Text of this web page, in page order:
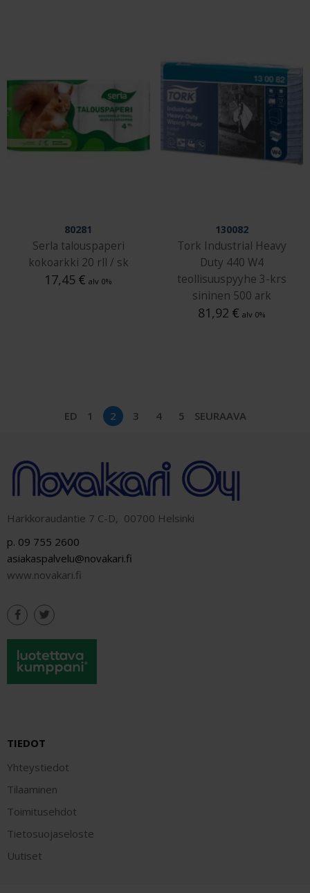
80281
Serla talouspaperi
kokoarkki 20 rll / sk
17,45 € alv 0%
130082
Tork Industrial Heavy
Duty 440 W4
teollisuuspyyhe 3-krs
sininen 500 ark
81,92 € alv 0%
ED 1 2 3 4 5 SEURAAVA
Harkkoraudantie 7 C-D, 00700 Helsinki
p. 09 755 2600
asiakaspalvelu@novakari.fi
www.novakari.fi
TIEDOT
Yhteystiedot
Tilaaminen
Toimitusehdot
Tietosuojaseloste
Uutiset